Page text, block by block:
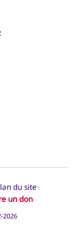
du site•
un don